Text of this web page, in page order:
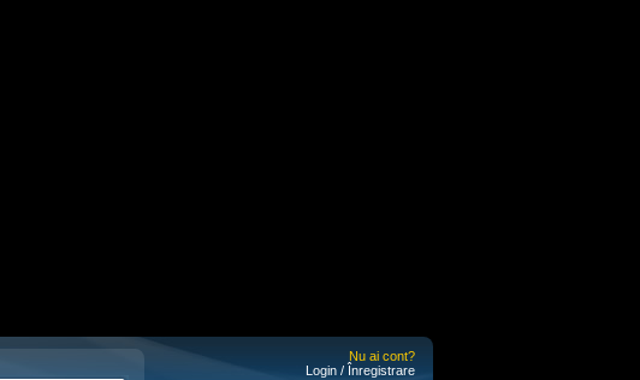
Nu ai cont?
Login / Înregistrare